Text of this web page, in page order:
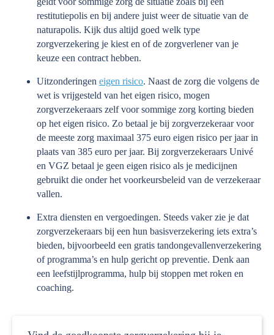
restitutiepolis en bij andere juist weer de situatie van de
naturapolis. Kijk dus altijd goed welk type
zorgverzekering je kiest en of de zorgverlener van je
keuze een contract hebben.
Uitzonderingen eigen risico. Naast de zorg die volgens de
wet is vrijgesteld van het eigen risico, mogen
zorgverzekeraars zelf voor sommige zorg korting bieden
op het eigen risico. Zo betaal je bij zorgverzekeraar voor
de meeste zorg maximaal 375 euro eigen risico per jaar in
plaats van 385 euro per jaar. Bij zorgverzekeraars Univé
en VGZ betaal je geen eigen risico als je medicijnen
gebruikt die onder het voorkeursbeleid van de verzekeraar
vallen.
Extra diensten en vergoedingen. Steeds vaker zie je dat
zorgverzekeraars bij een hun basisverzekering iets extra’s
bieden, bijvoorbeeld een gratis tandongevallenverzekering
of programma’s en hulp gericht op preventie. Denk aan
een leefstijlprogramma, hulp bij stoppen met roken en
coaching.